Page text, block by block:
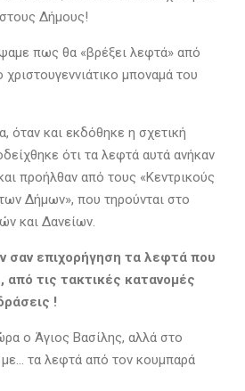
Δήμους!
πως θα «βρέξει λεφτά» από
μποναμά του
όταν και εκδόθηκε η σχετική
ότι τα λεφτά αυτά ανήκαν
προήλθαν από τους «Κεντρικούς
Δήμων», που τηρούνται στο
και Δανείων.
σαν επιχορήγηση τα λεφτά που
από τις τακτικές κατανομές
!
ο Άγιος Βασίλης, αλλά στο
τα λεφτά από τον κουμπαρά